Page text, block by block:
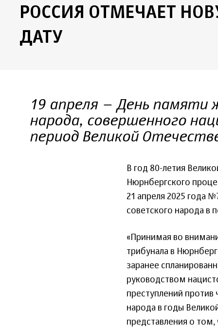
РОССИЯ ОТМЕЧАЕТ
ДАТУ
19 апреля – День памяти
народа, совершенного
период Великой
В год 80-летия
Нюрнбергского
21 апреля 2025 года
советского народа в
«Принимая во
трибунала в
заранее
руководством
преступлений
народа в годы
представления о